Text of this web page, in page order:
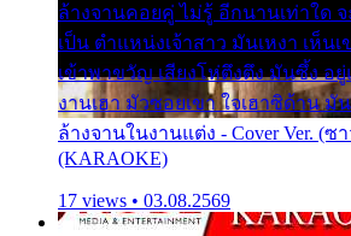
ล้างจานคอยคู่ ไม่รู้ อีกนานเท่าใด
เป็น ตำแหน่งเจ้าสาว มันเหงา เห็
เข้าพาขวัญ เสียงโห่ตึงตึง มันซึ้ง อ
งานเฮา มัวซอยเขา ใจเฮาซิด้าน
ล้างจานในงานแต่ง - Cover Ver. (ซ
(KARAOKE)
17 views • 03.08.2569